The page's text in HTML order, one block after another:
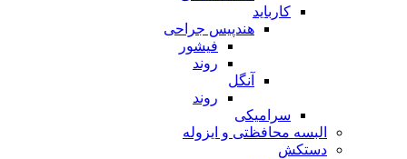
کارباید
هندپیس جراحی
فیشور
روند
آنگل
روند
سرامیکی
البسه محافظتی و ایزوله
دستکش